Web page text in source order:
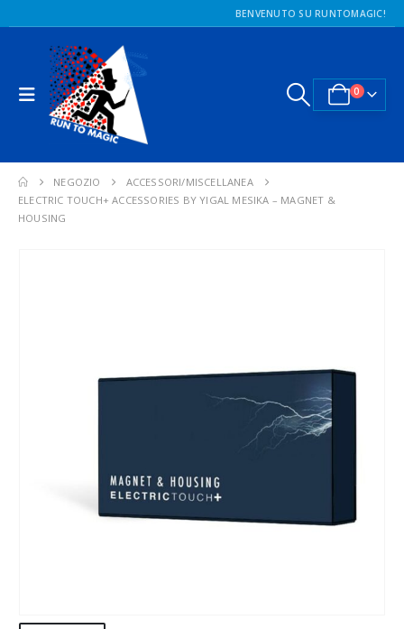
BENVENUTO SU RUNTOMAGIC!
0
NEGOZIO
ACCESSORI/MISCELLANEA
ELECTRIC TOUCH+ ACCESSORIES BY YIGAL MESIKA – MAGNET &
HOUSING